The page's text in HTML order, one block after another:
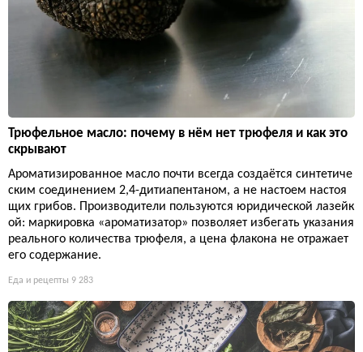
Трюфельное масло: почему в нём нет трюфеля и как это
скрывают
Ароматизированное масло почти всегда создаётся синтетиче
ским соединением 2,4-дитиапентаном, а не настоем настоя
щих грибов. Производители пользуются юридической лазейк
ой: маркировка «ароматизатор» позволяет избегать указания
реального количества трюфеля, а цена флакона не отражает
его содержание.
Еда и рецепты 9 283